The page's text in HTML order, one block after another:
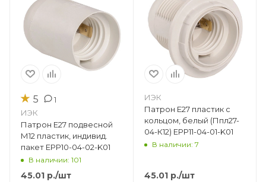
★ 5 1
ИЭК
Патрон Е27 подвесной
М12 пластик, индивид.
пакет EPP10-04-02-K01
В наличии: 101
45.01 р./шт
ИЭК
Патрон Е27 пластик с
кольцом, белый (Ппл27-
04-К12) EPP11-04-01-K01
В наличии: 7
45.01р./шт